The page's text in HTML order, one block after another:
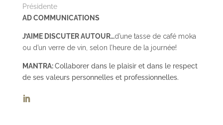
Présidente
AD COMMUNICATIONS
J’AIME DISCUTER AUTOUR…d’une tasse de café moka
ou d’un verre de vin, selon l’heure de la journée!
MANTRA:Collaborer dans le plaisir et dans le respect
de ses valeurs personnelles et professionnelles.